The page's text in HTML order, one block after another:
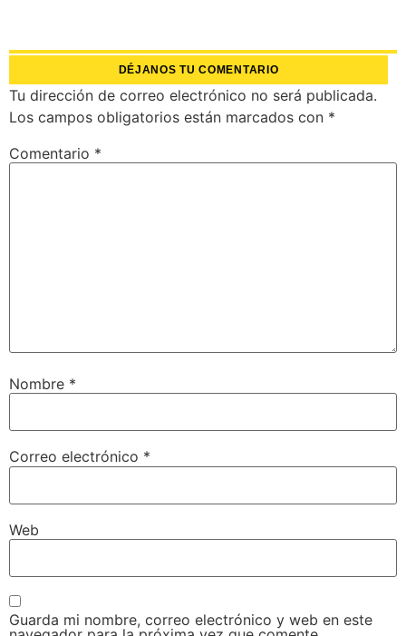
DÉJANOS TU COMENTARIO
Tu dirección de correo electrónico no será publicada.
Los campos obligatorios están marcados con *
Comentario *
Nombre *
Correo electrónico *
Web
Guarda mi nombre, correo electrónico y web en este